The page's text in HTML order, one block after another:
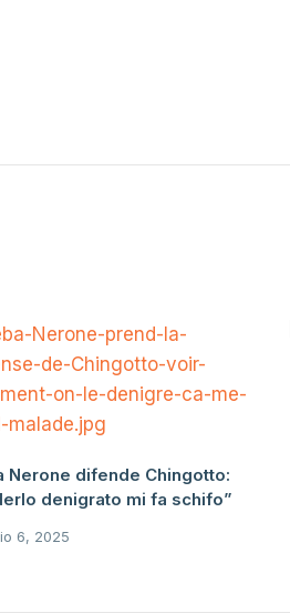
Nerone difende Chingotto:
denigrato mi fa schifo”
6, 2025